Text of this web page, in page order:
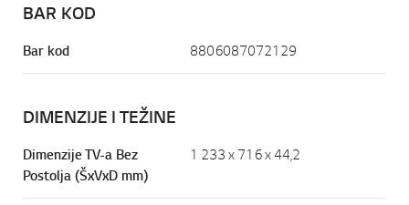
BAR KOD
Bar kod 8806087072129
DIMENZIJE I TEŽINE
Dimenzije TV-a Bez
Postolja (ŠxVxD mm)
1 233 x 716 x 44,2